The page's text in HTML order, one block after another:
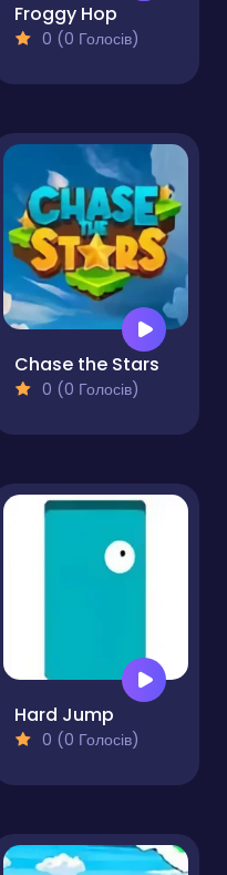
Froggy Hop
0 (0 Голосів)
Chase the Stars
0 (0 Голосів)
Hard Jump
0 (0 Голосів)